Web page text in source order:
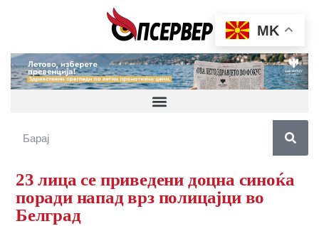
23 лица се приведени доцна синоќа
поради напад врз полицајци во
Белград
MK